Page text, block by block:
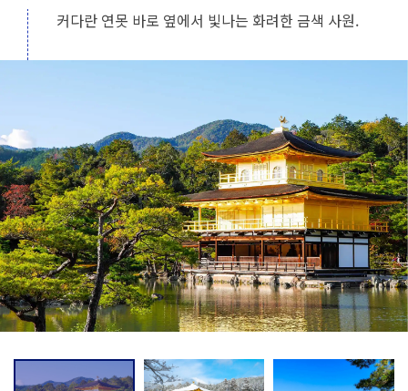
커다란 연못 바로 옆에서 빛나는 화려한 금색 사원.